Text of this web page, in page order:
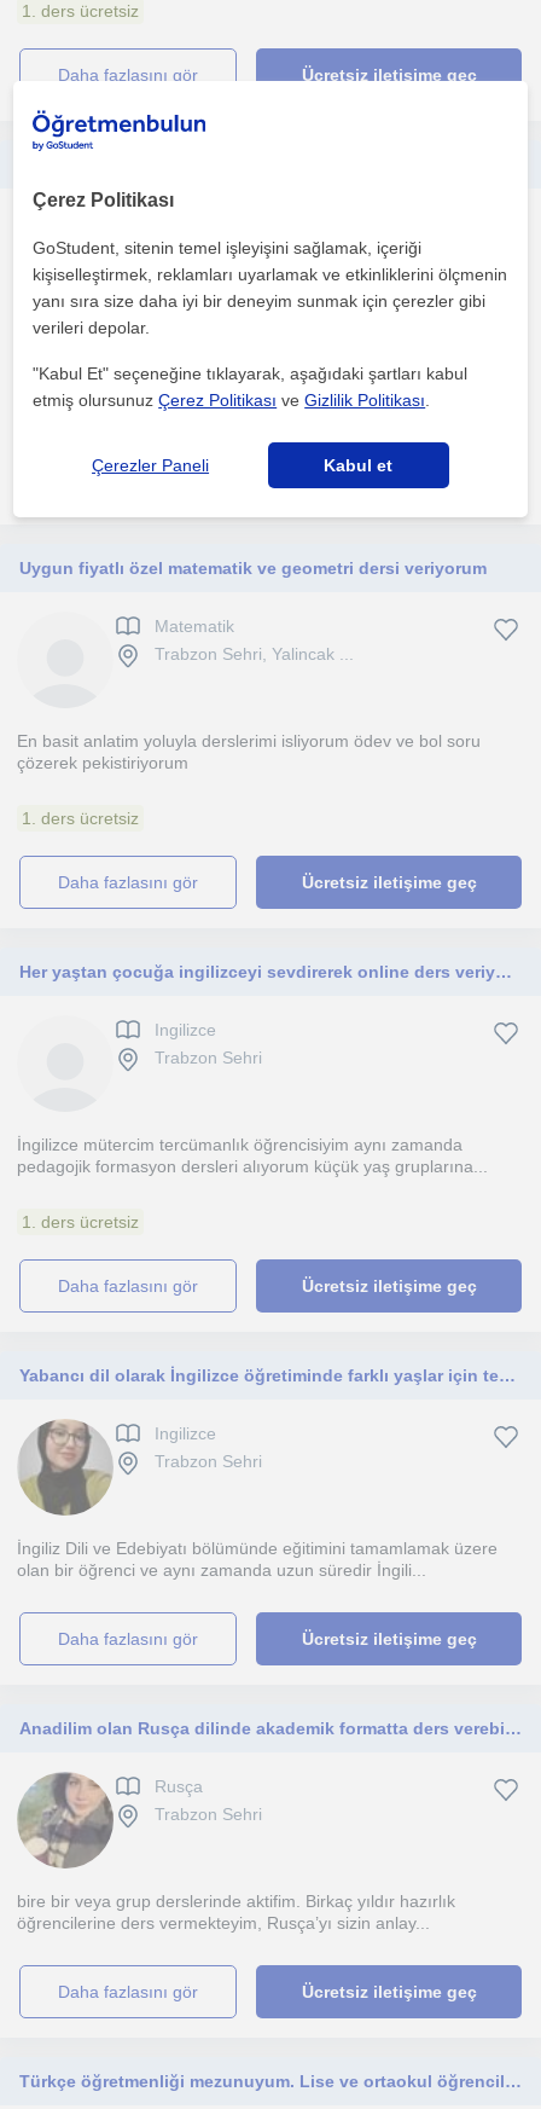
1. ders ücretsiz
daha fazlasını gör Ücretsiz iletişime geç
Trabzon Sehri
İnşaat mühendisliğinde akademisyenim. Yüksek lisans derecem
1. ders ücretsiz
daha fazlasını gör
Uygun fiyatlı özel matematik ve geometri dersi veriyorum
Matematik
Trabzon Sehri, Yalincak ...
En basit anlatim yoluyla derslerimi isliyorum ödev ve bol soru
çözerek pekistiriyorum
1. ders ücretsiz
daha fazlasını gör Ücretsiz iletişime geç
Her yaştan çocuğa ingilizceyi sevdirerek online ders veriyorum
Ingilizce
Trabzon Sehri
İngilizce mütercim tercümanlık öğrencisiyim aynı zamanda
pedagojik formasyon dersleri alıyorum küçük yaş gruplarına...
1. ders ücretsiz
daha fazlasını gör Ücretsiz iletişime geç
Yabancı dil olarak İngilizce öğretiminde farklı yaşlar için tecrübeli bir öğretmen olarak öğrencilerimle öğrenmek için sabırsızlan
Ingilizce
Trabzon Sehri
İngiliz Dili ve Edebiyatı bölümünde eğitimini tamamlamak üzere
olan bir öğrenci ve aynı zamanda uzun süredir İngili...
daha fazlasını gör Ücretsiz iletişime geç
Anadilim olan Rusça dilinde akademik formatta ders verebilirim, akademi istemeyenlerle de günlük konuşma öncelikli işleyebiliriz.
Rusça
Trabzon Sehri
bire bir veya grup derslerinde aktifim. Birkaç yıldır hazırlık
öğrencilerine ders vermekteyim, Rusça’yı sizin anlay...
daha fazlasını gör Ücretsiz iletişime geç
Türkçe öğretmenliği mezunuyum. Lise ve ortaokul öğrencilerine devlet ve özel kurum kurslarında 6 yıl ders verdim.
Çerez Politikası
GoStudent, sitenin temel işleyişini sağlamak, içeriği
kişiselleştirmek, reklamları uyarlamak ve etkinliklerini ölçmenin
yanı sıra size daha iyi bir deneyim sunmak için çerezler gibi
verileri depolar.
"Kabul Et" seçeneğine tıklayarak, aşağıdaki şartları kabul
etmiş olursunuzÇerez Politikası veGizlilik Politikası
Çerezler Paneli Kabul et